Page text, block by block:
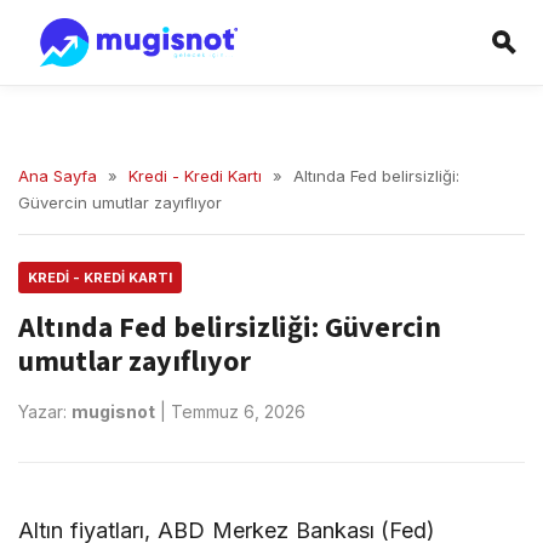
Ana Sayfa » Kredi - Kredi Kartı »
Altında Fed belirsizliği:
Güvercin umutlar zayıflıyor
KREDI - KREDI KARTI
Altında Fed belirsizliği: Güvercin
umutlar zayıflıyor
Yazar: mugisnot Temmuz 6, 2026
Altın fiyatları, ABD Merkez Bankası (Fed)